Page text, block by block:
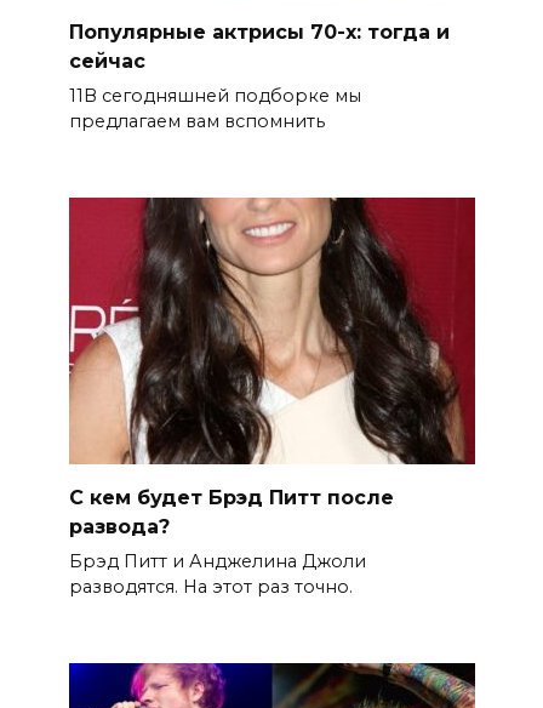
Популярные актрисы 70-х: тогда и
сейчас
11В сегодняшней подборке мы
предлагаем вам вспомнить
С кем будет Брэд Питт после
развода?
Брэд Питт и Анджелина Джоли
разводятся. На этот раз точно.